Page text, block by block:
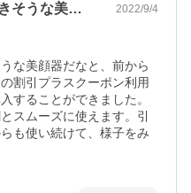
美肌と顔筋の引き上げに効きそうな美顔器… 2022/9/4
な美顔器だなと、前から
割引プラスクーポン利用
することができました。
スムーズに使えます。引
も使い続けて、様子をみ